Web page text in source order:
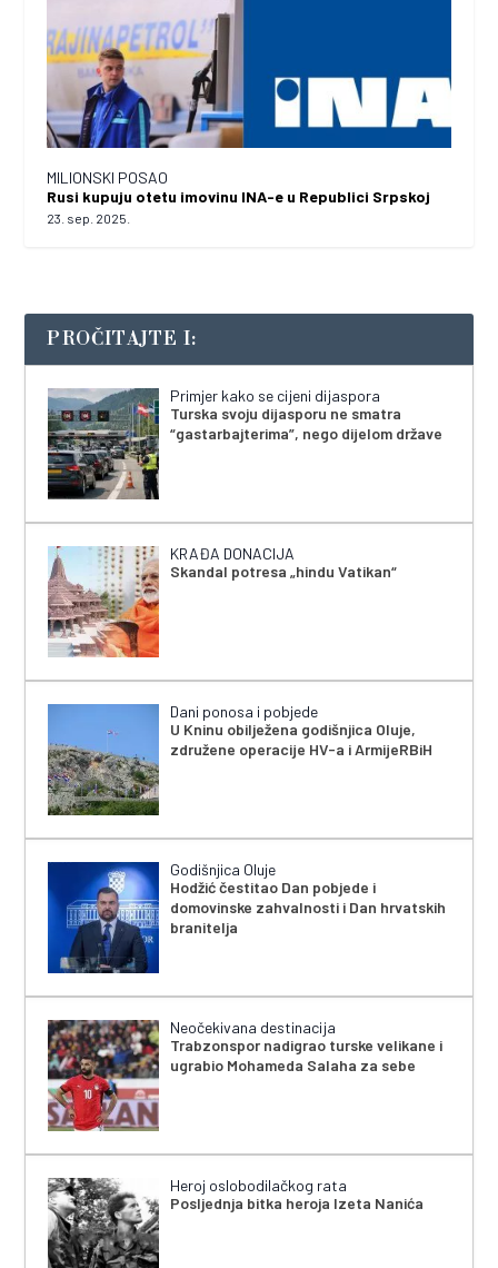
MILIONSKI POSAO
Rusi kupuju otetu imovinu INA-e u Republici Srpskoj
23. sep. 2025.
PROČITAJTE I:
Primjer kako se cijeni dijaspora
Turska svoju dijasporu ne smatra
“gastarbajterima”, nego dijelom države
KRAĐA DONACIJA
Skandal potresa „hindu Vatikan“
Dani ponosa i pobjede
U Kninu obilježena godišnjica Oluje,
združene operacije HV-a i ArmijeRBiH
Godišnjica Oluje
Hodžić čestitao Dan pobjede i
domovinske zahvalnosti i Dan hrvatskih
branitelja
Neočekivana destinacija
Trabzonspor nadigrao turske velikane i
ugrabio Mohameda Salaha za sebe
Heroj oslobodilačkog rata
Posljednja bitka heroja Izeta Nanića